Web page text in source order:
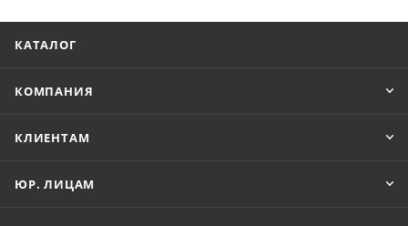
КАТАЛОГ
КОМПАНИЯ
КЛИЕНТАМ
ЮР. ЛИЦАМ